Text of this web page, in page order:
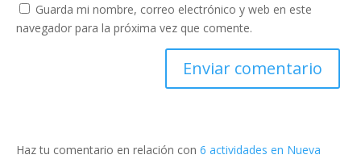
Guarda mi nombre, correo electrónico y web en este
navegador para la próxima vez que comente.
Haz tu comentario en relación con 6 actividades en Nueva